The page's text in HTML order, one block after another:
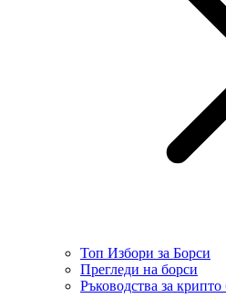
Топ Избори за Борси
Прегледи на борси
Ръководства за крипто